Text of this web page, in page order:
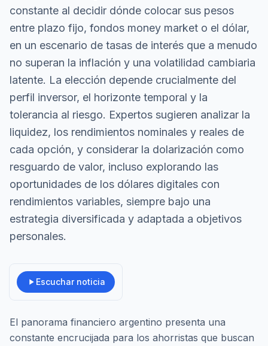
constante al decidir dónde colocar sus pesos
entre plazo fijo, fondos money market o el dólar,
en un escenario de tasas de interés que a menudo
no superan la inflación y una volatilidad cambiaria
latente. La elección depende crucialmente del
perfil inversor, el horizonte temporal y la
tolerancia al riesgo. Expertos sugieren analizar la
liquidez, los rendimientos nominales y reales de
cada opción, y considerar la dolarización como
resguardo de valor, incluso explorando las
oportunidades de los dólares digitales con
rendimientos variables, siempre bajo una
estrategia diversificada y adaptada a objetivos
personales.
Escuchar noticia
El panorama financiero argentino presenta una
constante encrucijada para los ahorristas que buscan